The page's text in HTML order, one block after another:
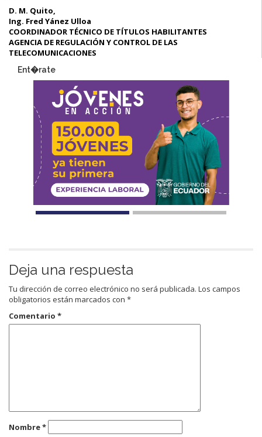
D. M. Quito,
Ing. Fred Yánez Ulloa
COORDINADOR TÉCNICO DE TÍTULOS HABILITANTES
AGENCIA DE REGULACIÓN Y CONTROL DE LAS
TELECOMUNICACIONES
Ent�rate
Deja una respuesta
Tu dirección de correo electrónico no será publicada. Los campos
obligatorios están marcados con *
Comentario *
Nombre*